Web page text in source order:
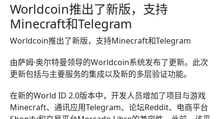
Worldcoin推出了新版，支持
Minecraft和Telegram
Worldcoin推出了新版，支持Minecraft和Telegram
由萨姆·奥尔特曼领导的Worldcoin系统发布了更新。此次
更新包括与主要服务的集成以及新的多层验证功能。
在新的World ID 2.0版本中，开发人员增加了项目与游戏
Minecraft、通讯应用Telegram、论坛Reddit、电商平台